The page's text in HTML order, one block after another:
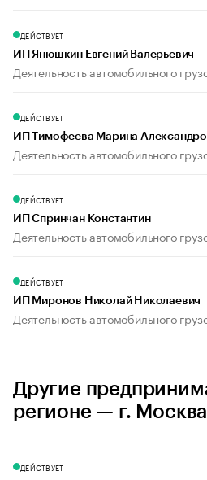
ДЕЙСТВУЕТ
ИП Янюшкин Евгений Валерьевич
Деятельность автомобильного
ДЕЙСТВУЕТ
ИП Тимофеева Марина
Деятельность автомобильного
ДЕЙСТВУЕТ
ИП Спринчан Константин
Деятельность автомобильного
ДЕЙСТВУЕТ
ИП Миронов Николай Николаевич
Деятельность автомобильного
Другие
регионе — г. Москва
ДЕЙСТВУЕТ